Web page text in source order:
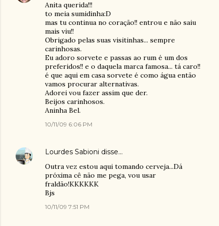
Anita querida!!!
to meia sumidinha:D
mas tu continua no coração!! entrou e não saiu
mais viu!!
Obrigado pelas suas visitinhas... sempre
carinhosas.
Eu adoro sorvete e passas ao rum é um dos
preferidos!! e o daquela marca famosa... tá caro!!
é que aqui em casa sorvete é como água então
vamos procurar alternativas.
Adorei vou fazer assim que der.
Beijos carinhosos.
Aninha Bel.
10/11/09 6:06 PM
Lourdes Sabioni disse…
Outra vez estou aqui tomando cerveja...Dá
próxima cê não me pega, vou usar
fraldão!KKKKKK
Bjs
10/11/09 7:51 PM